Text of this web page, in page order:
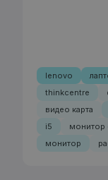
lenovo
thinkcentre
видео карта
i5
монитор
монитор